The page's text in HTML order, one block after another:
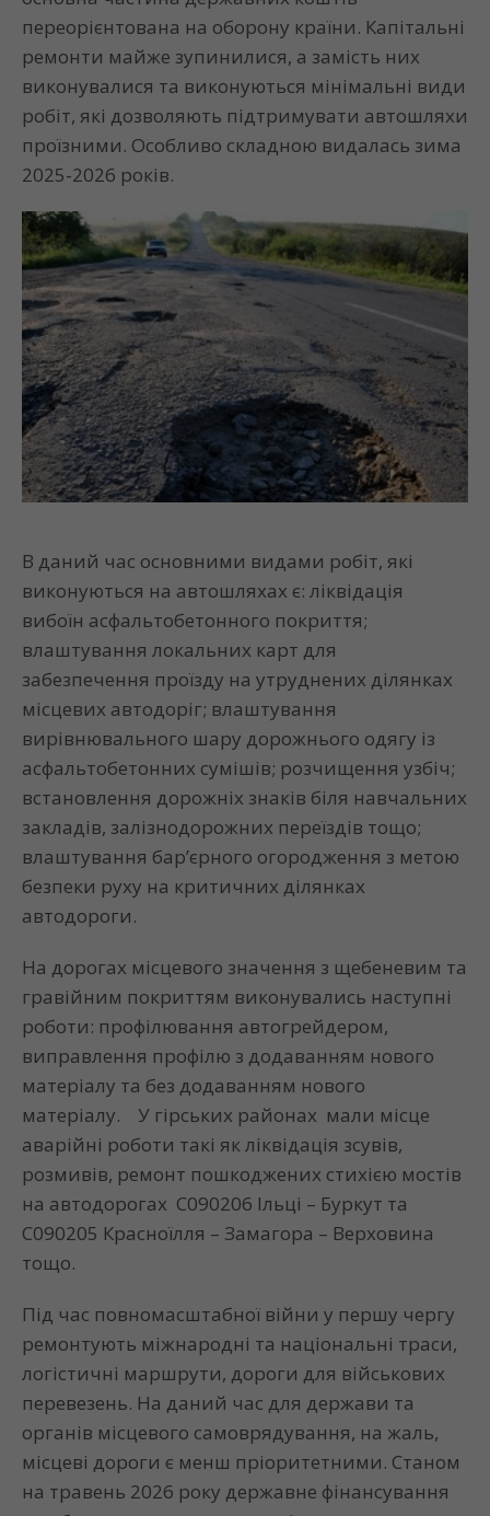
переорієнтована на оборону країни. Капітальні
ремонти майже зупинилися, а замість них
виконувалися та виконуються мінімальні види
робіт, які дозволяють підтримувати автошляхи
проїзними. Особливо складною видалась зима
2025-2026 років.
В даний час основними видами робіт, які
виконуються на автошляхах є: ліквідація
вибоїн асфальтобетонного покриття;
влаштування локальних карт для
забезпечення проїзду на утруднених ділянках
місцевих автодоріг; влаштування
вирівнювального шару дорожнього одягу із
асфальтобетонних сумішів; розчищення узбіч;
встановлення дорожніх знаків біля навчальних
закладів, залізнодорожних переїздів тощо;
влаштування бар’єрного огородження з метою
безпеки руху на критичних ділянках
автодороги.
На дорогах місцевого значення з щебеневим та
гравійним покриттям виконувались наступні
роботи: профілювання автогрейдером,
виправлення профілю з додаванням нового
матеріалу та без додаванням нового
матеріалу. У гірських районах мали місце
аварійні роботи такі як ліквідація зсувів,
розмивів, ремонт пошкоджених стихією мостів
на автодорогах С090206 Ільці – Буркут та
С090205 Красноїлля – Замагора – Верховина
тощо.
Під час повномасштабної війни у першу чергу
ремонтують міжнародні та національні траси,
логістичні маршрути, дороги для військових
перевезень. На даний час для держави та
органів місцевого самоврядування, на жаль,
місцеві дороги є менш пріоритетними. Станом
на травень 2026 року державне фінансування